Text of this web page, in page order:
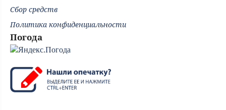
Сбор средств
Политика конфиденциальности
Погода